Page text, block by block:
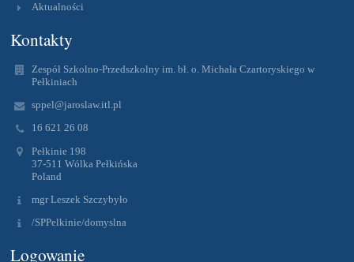
Aktualności
Kontakty
Zespół Szkolno-Przedszkolny im. bł. o. Michała Czartoryskiego w
Pełkiniach
sppel@jaroslaw.itl.pl
16 621 26 08
Pełkinie 198
37-511 Wólka Pełkińska
Poland
mgr Leszek Szczybyło
/SPPelkinie/domyslna
Logowanie